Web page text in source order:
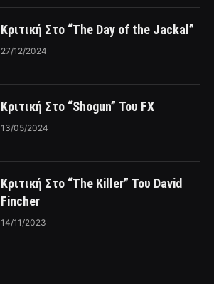
Κριτική Στο “The Day of the Jackal”
27/12/2024
Κριτική Στο “Shogun” Του FX
13/05/2024
Κριτική Στο “The Killer” Του David
Fincher
14/11/2023